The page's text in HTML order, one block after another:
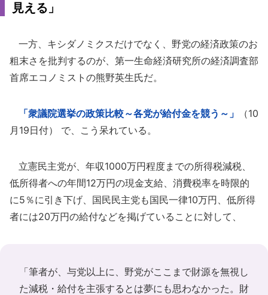
見える」
一方、キシダノミクスだけでなく、野党の経済政策のお
粗末さを批判するのが、第一生命経済研究所の経済調査部
首席エコノミストの熊野英生氏だ。
「衆議院選挙の政策比較～各党が給付金を競う～」
（10
月19日付） で、こう呆れている。
立憲民主党が、年収1000万円程度までの所得税減税、
低所得者への年間12万円の現金支給、消費税率を時限的
に5％に引き下げ、国民民主党も国民一律10万円、低所得
者には20万円の給付などを掲げていることに対して、
「筆者が、与党以上に、野党がここまで財源を無視し
た減税・給付を主張するとは夢にも思わなかった。財